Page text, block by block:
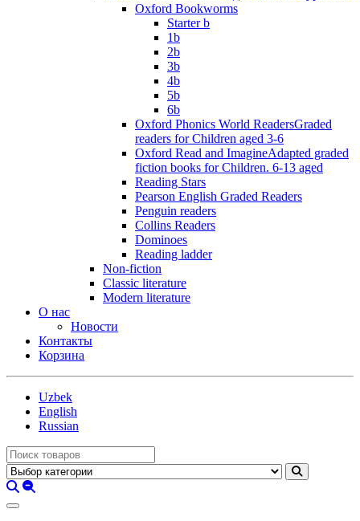
Oxford Bookworms
Starter b
1b
2b
3b
4b
5b
6b
Oxford Phonics World ReadersGraded
readers for Children aged 3-6
Oxford Read and ImagineAdapted graded
fiction books for Children. 6-13 aged
Reading Stars
Pearson English Graded Readers
Penguin readers
Collins Readers
Dominoes
Reading ladder
Non-fiction
Classic literature
Modern literature
О нас
Новости
Контакты
Корзина
Uzbek
English
Russian